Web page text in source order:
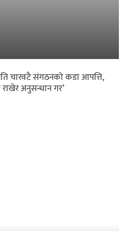
चारवटै संगठनको कडा आपत्ति,
राखेर अनुसन्धान गर’